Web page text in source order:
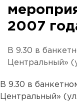
2007
В 9.30 в
Центральный»
В 9.30 в
Центральный»